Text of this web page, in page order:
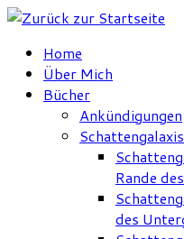
Zum
springenHome
Über Mich
Bücher
Ankündigungen
Schattengalaxis
Rande
des